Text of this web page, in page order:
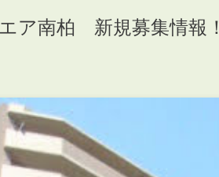
ア南柏 新規募集情報！